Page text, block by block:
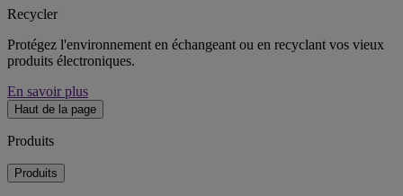
Recycler
Protégez l'environnement en échangeant ou en recyclant vos vieux
produits électroniques.
En savoir plus
Haut de la page
Produits
Produits